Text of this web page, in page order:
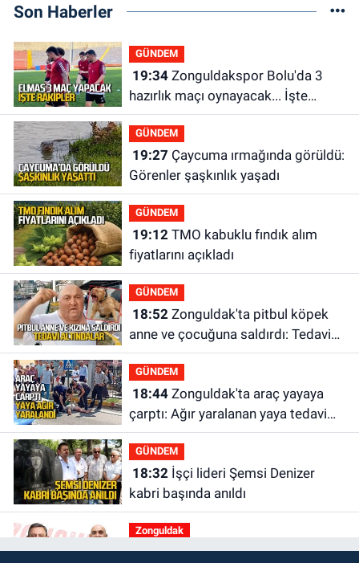
Son Haberler
GÜNDEM
19:34Zonguldakspor Bolu'da 3
hazırlık maçı oynayacak... İşte
rakipler...
GÜNDEM
19:27
Görenler şaşkınlık yaşadı
GÜNDEM
19:12TMO kabuklu fındık alım
fiyatlarını açıkladı
GÜNDEM
18:52Zonguldak'ta pitbul köpek
anne ve çocuğuna saldırdı: Tedavi
altındalar
GÜNDEM
18:44Zonguldak'ta araç yayaya
çarptı: Ağır yaralanan yaya tedavi
altına alındı
GÜNDEM
18:32İşçi lideri Şemsi Denizer
kabri başında anıldı
Zonguldak
16:39YENİ Parti Zonguldak'ta